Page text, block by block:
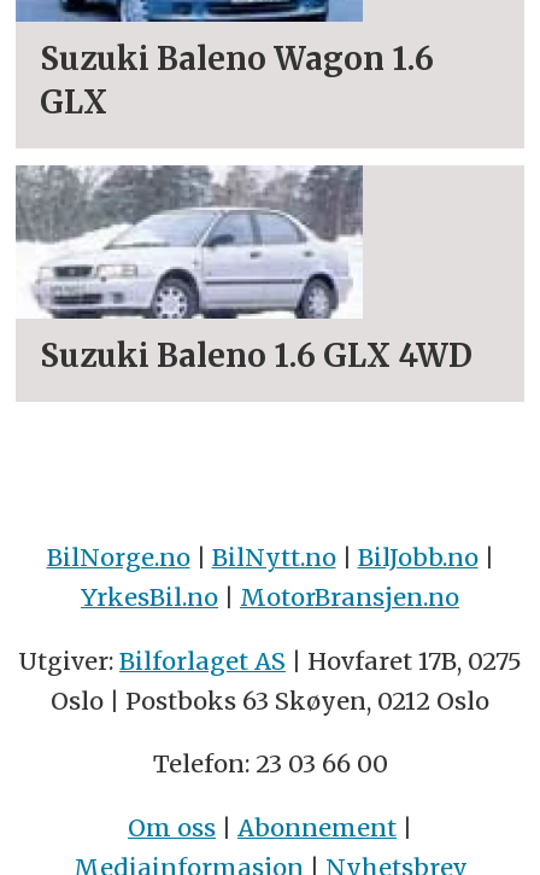
Suzuki Baleno Wagon 1.6
GLX
Suzuki Baleno 1.6 GLX 4WD
BilNorge.no| BilNytt.no| BilJobb.no|
YrkesBil.no | MotorBransjen.no
Utgiver: Bilforlaget AS | Hovfaret 17B, 0275
Oslo | Postboks 63 Skøyen, 0212 Oslo
Telefon: 23 03 66 00
Om oss Abonnement
Mediainformasjon
Nyhetsbrev